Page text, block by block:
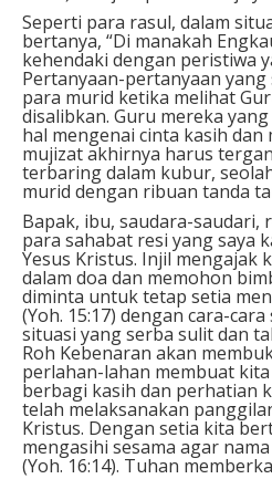
Seperti para rasul, dalam
bertanya, “Di manakah
kehendaki dengan peristiwa
Pertanyaan-pertanyaan yang
para murid ketika melihat
disalibkan. Guru mereka
hal mengenai cinta kasih
mujizat akhirnya harus
terbaring dalam kubur,
murid dengan ribuan tanda
Bapak, ibu, saudara-saudari,
para sahabat resi yang saya
Yesus Kristus. Injil mengajak
dalam doa dan memohon
diminta untuk tetap setia
(Yoh. 15:17) dengan cara-
situasi yang serba sulit dan
Roh Kebenaran akan
perlahan-lahan membuat
berbagi kasih dan perhatian
telah melaksanakan
Kristus. Dengan setia kita
mengasihi sesama agar
(Yoh. 16:14). Tuhan